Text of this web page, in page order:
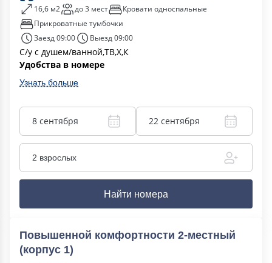
16,6 м2 до 3 мест
Кровати односпальные
Прикроватные тумбочки
Заезд 09:00
Выезд 09:00
С/у с душем/ванной,ТВ,Х,К
Удобства в номере
Узнать больше
8 сентября 22 сентября
2 взрослых
Найти номера
Повышенной комфортности 2-местный
(корпус 1)